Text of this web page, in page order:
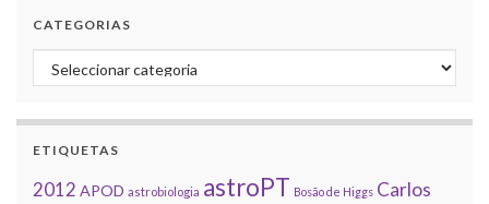
CATEGORIAS
Categorias
ETIQUETAS
2012 APOD astrobiologia astroPT Bosão de Higgs Carlos